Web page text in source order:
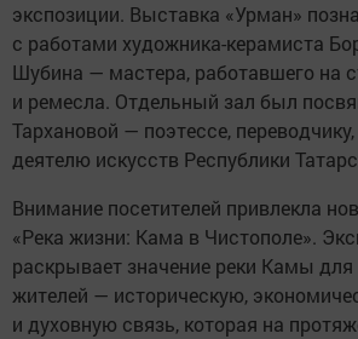
экспозиции. Выставка «Урман»
с работами художника-керамиста
Шубина — мастера, работавшего на
и ремесла. Отдельный зал был
Тархановой — поэтессе,
деятелю искусств Республики
Внимание посетителей привлекла
«Река жизни: Кама в Чистополе».
раскрывает значение реки Камы для
жителей — историческую,
и духовную связь, которая на